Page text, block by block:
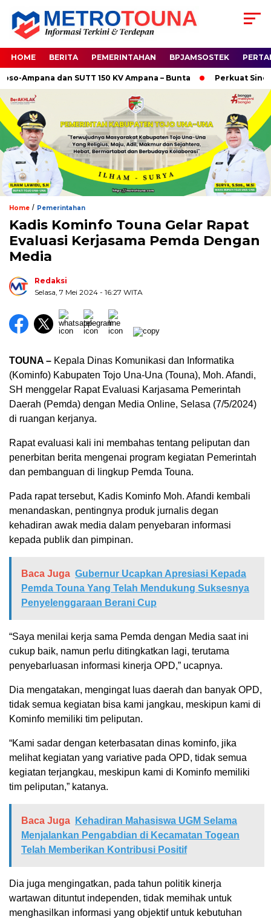
HOME BERITA PEMERINTAHAN BPJAMSOSTEK
dan SUTT 150 KV Ampana – Bunta Perkuat Sinergi
Home / Pemerintahan
Kadis Kominfo Touna Gelar Rapat
Evaluasi Kerjasama Pemda Dengan
Media
Redaksi
Selasa, 7 Mei 2024 - 16:27 WITA
TOUNA – Kepala Dinas Komunikasi dan Informatika
(Kominfo) Kabupaten Tojo Una-Una (Touna), Moh. Afandi,
SH menggelar Rapat Evaluasi Karjasama Pemerintah
Daerah (Pemda) dengan Media Online, Selasa (7/5/2024)
di ruangan kerjanya.
Rapat evaluasi kali ini membahas tentang peliputan dan
penerbitan berita mengenai program kegiatan Pemerintah
dan pembanguan di lingkup Pemda Touna.
Pada rapat tersebut, Kadis Kominfo Moh. Afandi kembali
menandaskan, pentingnya produk jurnalis degan
kehadiran awak media dalam penyebaran informasi
kepada publik dan pimpinan.
Baca Juga Gubernur Ucapkan Apresiasi Kepada
Pemda Touna Yang Telah Mendukung Suksesnya
Penyelenggaraan Berani Cup
“Saya menilai kerja sama Pemda dengan Media saat ini
cukup baik, namun perlu ditingkatkan lagi, terutama
penyebarluasan informasi kinerja OPD,” ucapnya.
Dia mengatakan, mengingat luas daerah dan banyak OPD,
tidak semua kegiatan bisa kami jangkau, meskipun kami di
Kominfo memiliki tim peliputan.
“Kami sadar dengan keterbasatan dinas kominfo, jika
melihat kegiatan yang variative pada OPD, tidak semua
kegiatan terjangkau, meskipun kami di Kominfo memiliki
tim peliputan,” katanya.
Baca Juga
Kehadiran Mahasiswa UGM Selama
Menjalankan Pengabdian di Kecamatan Togean
Telah Memberikan Kontribusi Positif
Dia juga mengingatkan, pada tahun politik kinerja
wartawan dituntut independen, tidak memihak untuk
menghasilkan informasi yang objektif untuk kebutuhan